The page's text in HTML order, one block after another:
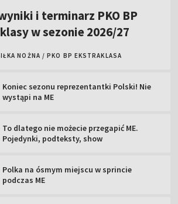
i terminarz PKO BP
w sezonie 2026/27
NOŻNA / PKO BP EKSTRAKLASA
Koniec sezonu reprezentantki Polski! Nie
wystąpi na ME
To dlatego nie możecie przegapić ME.
Pojedynki, podteksty, show
Polka na ósmym miejscu w sprincie
podczas ME